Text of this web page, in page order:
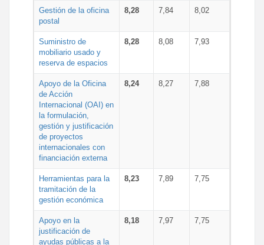
Gestión de la oficina
postal
8,28 7,84 8,02
Suministro de
mobiliario usado y
reserva de espacios
8,28 8,08 7,93
Apoyo de la Oficina
de Acción
Internacional (OAI) en
la formulación,
gestión y justificación
de proyectos
internacionales con
financiación externa
8,24 8,27 7,88
Herramientas para la
tramitación de la
gestión económica
8,23 7,89 7,75
Apoyo en la
justificación de
ayudas públicas a la
8,18 7,97 7,75